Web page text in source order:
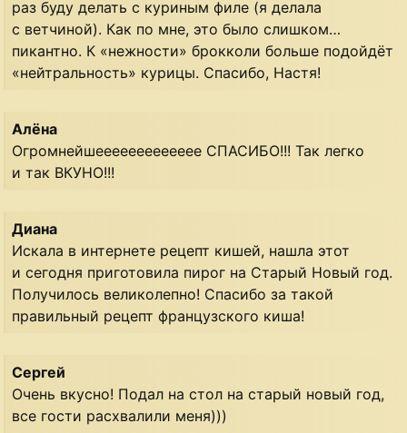
раз буду делать с куриным филе (я делала
с ветчиной). Как по мне, это было слишком…
пикантно. К «нежности» брокколи больше подойдёт
«нейтральность» курицы. Спасибо, Настя!
Алёна
Огромнейшеееееееееееее СПАСИБО!!! Так легко
и так ВКУНО!!!
Диана
Искала в интернете рецепт кишей, нашла этот
и сегодня приготовила пирог на Старый Новый год.
Получилось великолепно! Спасибо за такой
правильный рецепт французского киша!
Сергей
Очень вкусно! Подал на стол на старый новый год,
все гости расхвалили меня)))